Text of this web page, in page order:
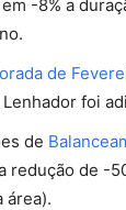
-8% a
de
foi
de
redução de -
área).